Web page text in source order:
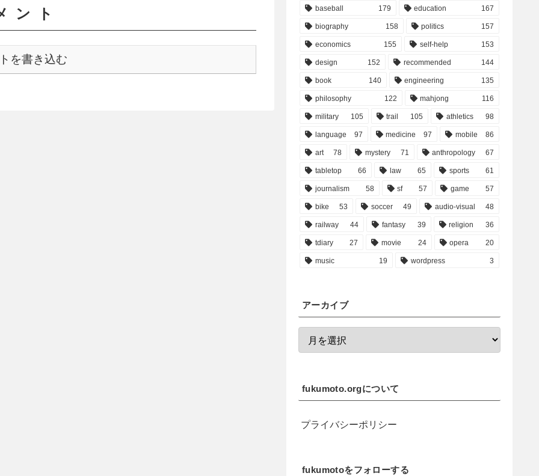
ント
を書き込む
baseball 179 education 167
biography 158 politics 157
economics 155 self-help 153
design 152 recommended 144
book 140 engineering 135
philosophy 122 mahjong 116
military 105 trail 105 athletics 98
language 97 medicine 97 mobile 86
art 78 mystery 71 anthropology 67
tabletop 66 law 65 sports 61
journalism 58 sf 57 game 57
bike 53 soccer 49 audio-visual 48
railway 44 fantasy 39 religion 36
tdiary 27 movie 24 opera 20
music 19 wordpress 3
アーカイブ
fukumoto.orgについて
プライバシーポリシー
fukumotoをフォローする